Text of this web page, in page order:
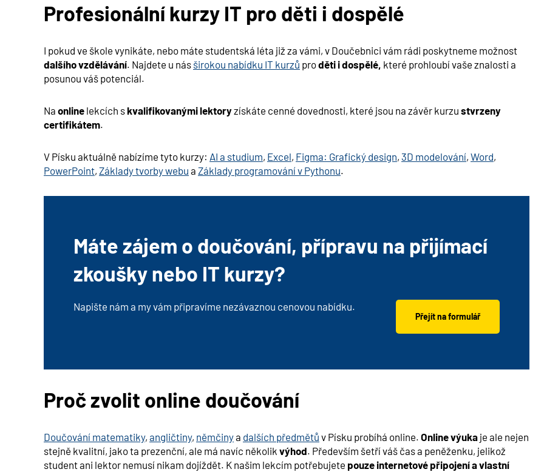
Profesionální kurzy IT pro děti i dospělé
I pokud ve škole vynikáte, nebo máte studentská léta již za vámi, v Doučebnici vám rádi poskytneme možnost
dalšího vzdělávání. Najdete u nás širokou nabídku IT kurzů proděti i dospělé, které prohloubí vaše znalosti a
posunou váš potenciál.
Na online lekcích skvalifikovanými lektoryzískáte cenné dovednosti, které jsou na závěr kurzu stvrzeny
certifikátem.
V Písku aktuálně nabízíme tyto kurzy: AI a studium, Excel, Figma: Grafický design, 3D modelování, Word,
PowerPoint, Základy tvorby webu a Základy programování v Pythonu.
Máte zájem o doučování, přípravu na přijímací
zkoušky nebo IT kurzy?
Napište nám a my vám připravíme nezávaznou cenovou nabídku.
Přejít na formulář
Proč zvolit online doučování
Doučování matematiky, angličtiny, němčinya dalších předmětů v Písku probíhá online. Online výuka je ale nejen
stejně kvalitní, jako ta prezenční, ale má navíc několik výhod. Především šetří váš čas a peněženku, jelikož
student ani lektor nemusí nikam dojíždět. K našim lekcím potřebujete pouze internetové připojení a vlastní